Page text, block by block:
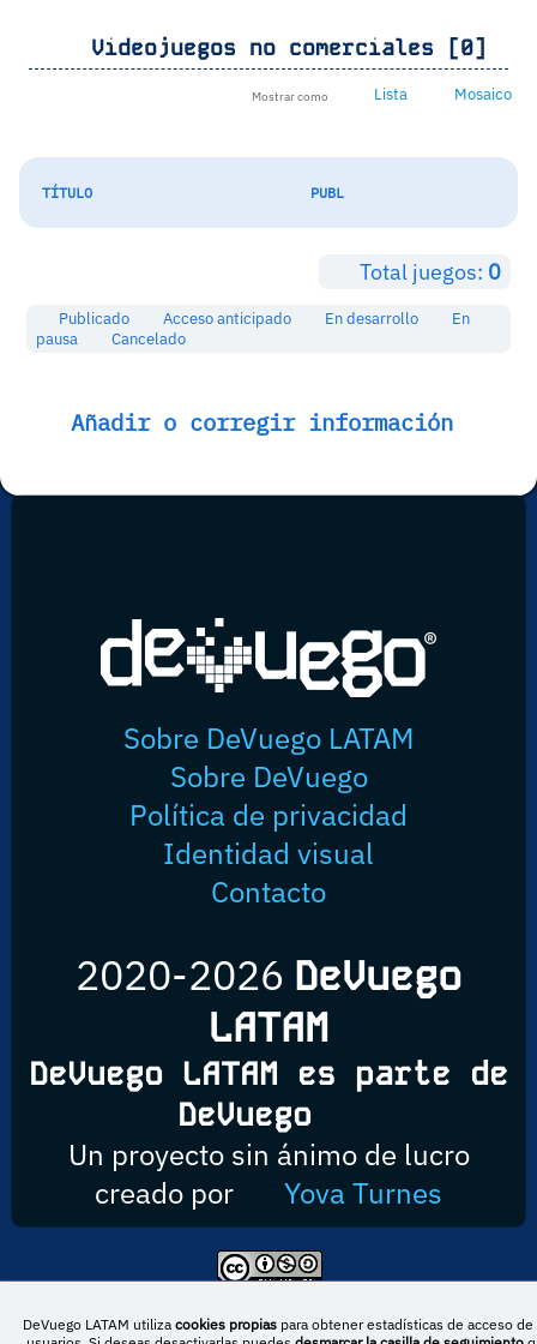
Videojuegos no comerciales [0]
Mostrar como Lista Mosaico
TÍTULO PUBL
Total juegos: 0
Publicado Acceso anticipado En desarrollo
En
pausa
Cancelado
Añadir o corregir información
Sobre DeVuego LATAM
Sobre DeVuego
Política de privacidad
Identidad visual
Contacto
2020-2026 DeVuego
LATAM
DeVuego LATAM es parte de
DeVuego
Un proyecto sin ánimo de lucro
creado por
Yova Turnes
DeVuego LATAM utiliza cookies propiaspara obtener estadísticas de acceso de